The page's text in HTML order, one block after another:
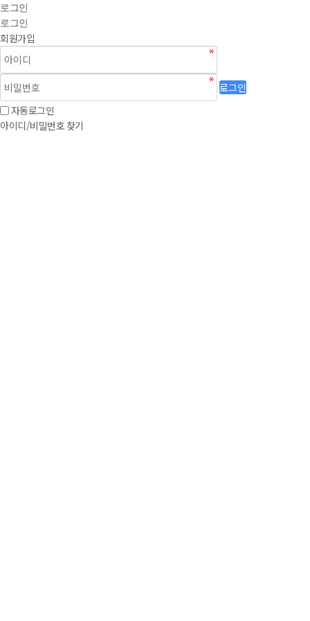
로그인
로그인
회원가입
로그인
자동로그인
아이디/비밀번호 찾기